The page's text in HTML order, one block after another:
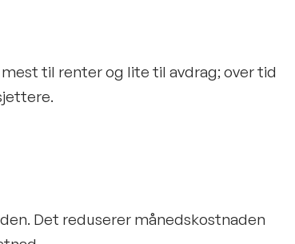
til renter og lite til avdrag; over tid
Det reduserer månedskostnaden